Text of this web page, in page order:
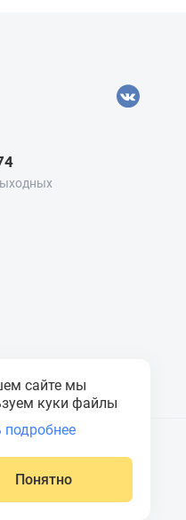
сайте мы
куки файлы
подробнее
Понятно